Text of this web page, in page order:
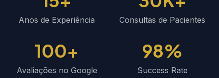
Anos de Experiência Consultas de Pacientes
100+
Avaliações no Google
98%
Success Rate